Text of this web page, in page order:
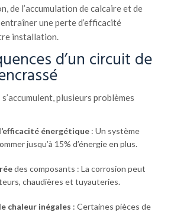
de l’accumulation de calcaire et de
une perte d’efficacité
installation.
d’un circuit de
plusieurs problèmes
énergétique : Un système
jusqu’à 15% d’énergie en plus.
des composants : La corrosion peut
chaudières et tuyauteries.
chaleur inégales : Certaines pièces de